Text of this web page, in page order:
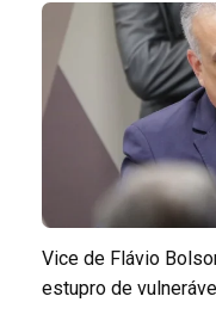
Vice de Flávio
estupro de